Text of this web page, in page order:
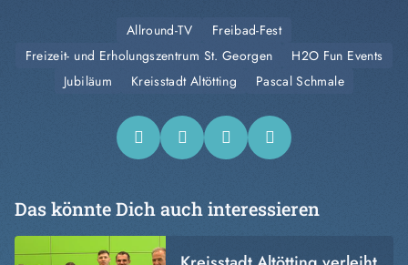
Allround-TV
Freibad-Fest
Freizeit- und Erholungszentrum St. Georgen
H2O Fun Events
Jubiläum
Kreisstadt Altötting Pascal Schmale
Das könnte Dich auch interessieren